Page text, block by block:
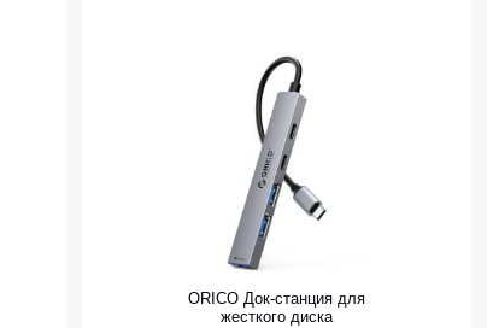
ORICO Док-станция для
жесткого диска